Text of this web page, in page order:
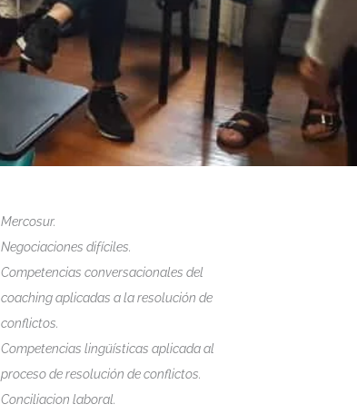
Mercosur.
Negociaciones difíciles.
Competencias conversacionales del
coaching aplicadas a la resolución de
conflictos.
Competencias lingüísticas aplicada al
proceso de resolución de conflictos.
Conciliacion laboral.